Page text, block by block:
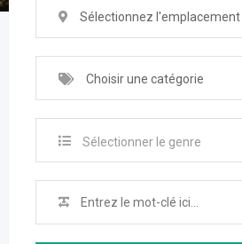
Sélectionnez l'emplacement
Choisir une catégorie
Sélectionner le genre